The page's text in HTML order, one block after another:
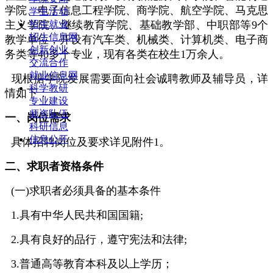
学生活动
招生就业
招生信息网
创新创业
交流合作
就业信息网
科学教研
专业建设
师资队伍
科研信息
信息公开
学院、电子信息工程学院、商学院、航空学院、马克思
主义学院、继续教育学院、基础教学部、中职部等9个
教学单位，开设有汽车类、机械类、计算机类、电子商
务类等40多个专业，现有各类在校生1万余人。
现根据学院发展需要面向社会诚聘教师及辅导员，详
情如下：
一、岗位需求
具体招聘岗位及要求详见附件1。
二、求职者资格条件
(一)求职者必须具备的基本条件
1.具有中华人民共和国国籍;
2.具有良好的品行，遵守宪法和法律;
3.普通高等教育本科及以上学历；